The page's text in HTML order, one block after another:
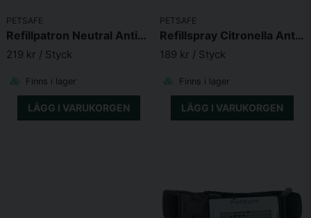
PETSAFE
Refillpatron Neutral Antiskall Petsafe
219 kr / Styck
Finns i lager
LÄGG I VARUKORGEN
PETSAFE
Refillspray Citronella Antiskall Petsafe
189 kr / Styck
Finns i lager
LÄGG I VARUKORGEN